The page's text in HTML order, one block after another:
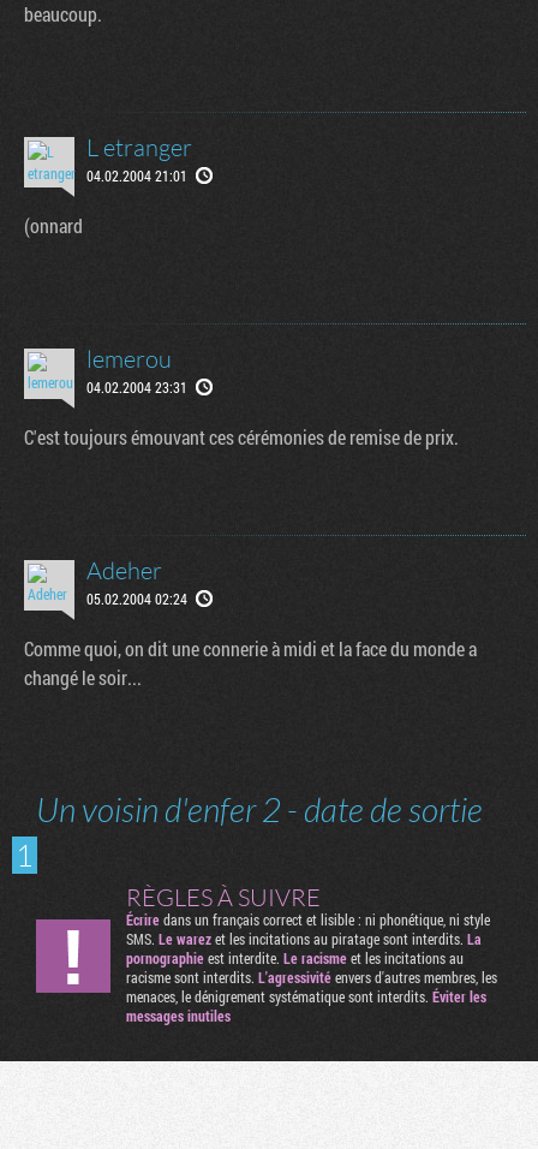
beaucoup.
L etranger
04.02.2004 21:01
(onnard
lemerou
04.02.2004 23:31
C'est toujours émouvant ces cérémonies de remise de prix.
Adeher
05.02.2004 02:24
Comme quoi, on dit une connerie à midi et la face du monde a
changé le soir...
Un voisin d'enfer 2 - date de sortie
1
RÈGLES À SUIVRE
Écriredans un français correct et lisible : ni phonétique, ni style
SMS. Le warezet les incitations au piratage sont interdits. La
pornographieest interdite. Le racismeet les incitations au
racisme sont interdits. L'agressivitéenvers d'autres membres, les
menaces, le dénigrement systématique sont interdits. Éviter les
messages inutiles